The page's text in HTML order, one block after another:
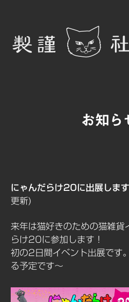
お知ら
にゃんだらけ20に出展します
更新)
来年は猫好きのための猫雑貨
らけ20に参加します！
初の2日間イベント出展です
る予定です～